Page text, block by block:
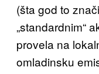
(šta god to
„standardnim“
provela na
omladinsku